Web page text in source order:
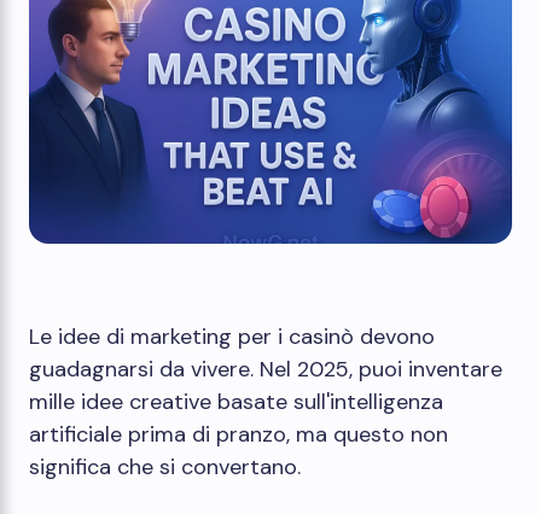
Le idee di marketing per i casinò devono
guadagnarsi da vivere. Nel 2025, puoi inventare
mille idee creative basate sull'intelligenza
artificiale prima di pranzo, ma questo non
significa che si convertano.